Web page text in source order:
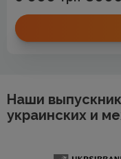
Наши
украинских и